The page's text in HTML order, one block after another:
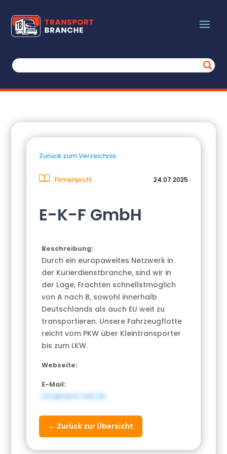
Zurück zum Verzeichnis.
Firmenprofil 24.07.2025
E-K-F GmbH
Beschreibung:
Durch ein europaweites Netzwerk in
der Kurierdienstbranche, sind wir in
der Lage, Frachten schnellstmöglich
von A nach B, sowohl innerhalb
Deutschlands als auch EU weit zu
transportieren. Unsere Fahrzeugflotte
reicht vom PKW über Kleintransporter
bis zum LKW.
Webseite:
E-Mail:
info@wesa-web.de
← Zurück zur Übersicht